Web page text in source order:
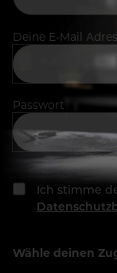
Deine E-Mail
Passwort
Ich stimme
Wähle deinen